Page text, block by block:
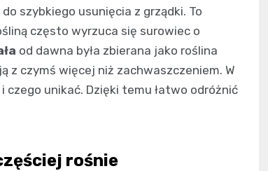
szybkiego usunięcia z grządki. To
często wyrzuca się surowiec o
od dawna była zbierana jako roślina
z czymś więcej niż zachwaszczeniem. W
unikać. Dzięki temu łatwo odróżnić
rośnie